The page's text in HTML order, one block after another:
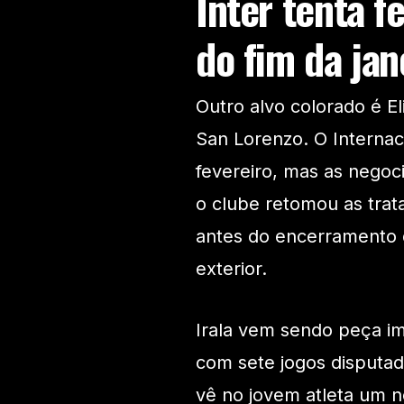
do fim da
Outro alvo colorado é
San Lorenzo. O
fevereiro, mas as
o clube retomou as
antes do encerramento
exterior.
Irala vem sendo peça
com sete jogos
vê no jovem atleta um